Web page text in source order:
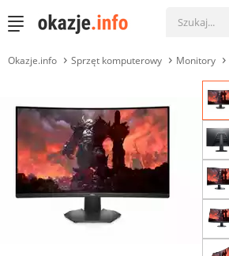
Okazje.info Sprzęt komputerowy Monitory